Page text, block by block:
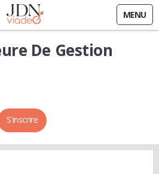
MENU
S'inscrire
De Gestion